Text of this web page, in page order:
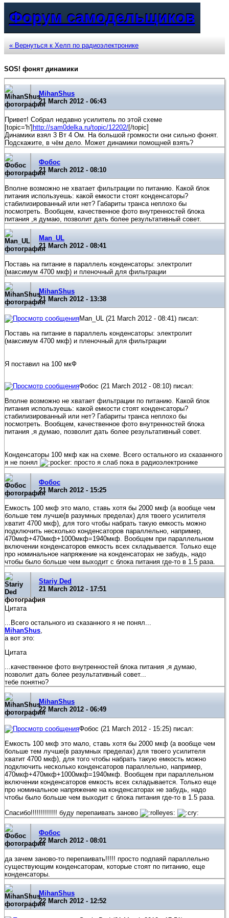
Форум самодельщиков
« Вернуться к Хелп по радиоэлектронике
SOS! фонят динамики
MihanShus
21 March 2012 - 06:43
Привет! Собрал недавно усилитель по этой схеме
[topic='h'] http://sam0delka.ru/topic/12202/[/topic]
Динамики взял 3 Вт 4 Ом. На большой громкости они сильно фонят.
Подскажите, в чём дело. Может динамики помощней взять?
Фобос
21 March 2012 - 08:10
Вполне возможно не хватает фильтрации по питанию. Какой блок
питания используешь: какой емкости стоят конденсаторы?
стабилизированный или нет? Габариты транса неплохо бы
посмотреть. Вообщем, качественное фото внутренностей блока
питания ,я думаю, позволит дать более результативный совет.
Man_UL
21 March 2012 - 08:41
Поставь на питание в параллель конденсаторы: электролит
(максимум 4700 мкф) и пленочный для фильтрации
MihanShus
21 March 2012 - 13:38
Man_UL (21 March 2012 - 08:41) писал:
Поставь на питание в параллель конденсаторы: электролит
(максимум 4700 мкф) и пленочный для фильтрации
Я поставил на 100 мкФ
Фобос (21 March 2012 - 08:10) писал:
Вполне возможно не хватает фильтрации по питанию. Какой блок
питания используешь: какой емкости стоят конденсаторы?
стабилизированный или нет? Габариты транса неплохо бы
посмотреть. Вообщем, качественное фото внутренностей блока
питания ,я думаю, позволит дать более результативный совет.
Конденсаторы 100 мкф как на схеме. Всего остального из сказанного
я не понял
просто я слаб пока в радиоэлектронике
Фобос
21 March 2012 - 15:25
Емкость 100 мкф это мало, ставь хотя бы 2000 мкф (а вообще чем
больше тем лучше(в разумных пределах) для твоего усилителя
хватит 4700 мкф), для того чтобы набрать такую емкость можно
подключить несколько конденсаторов параллельно, например,
470мкф+470мкф+1000мкф=1940мкф. Вообщем при параллельном
включении конденсаторов емкость всех складывается. Только еще
про номинальное напряжение на конденсаторах не забудь, надо
чтобы было больше чем выходит с блока питания где-то в 1.5 раза.
Stariy Ded
21 March 2012 - 17:51
Цитата
...Всего остального из сказанного я не понял...
MihanShus,
а вот это:
Цитата
...качественное фото внутренностей блока питания ,я думаю,
позволит дать более результативный совет...
тебе понятно?
MihanShus
22 March 2012 - 06:49
Фобос (21 March 2012 - 15:25) писал:
Емкость 100 мкф это мало, ставь хотя бы 2000 мкф (а вообще чем
больше тем лучше(в разумных пределах) для твоего усилителя
хватит 4700 мкф), для того чтобы набрать такую емкость можно
подключить несколько конденсаторов параллельно, например,
470мкф+470мкф+1000мкф=1940мкф. Вообщем при параллельном
включении конденсаторов емкость всех складывается. Только еще
про номинальное напряжение на конденсаторах не забудь, надо
чтобы было больше чем выходит с блока питания где-то в 1.5 раза.
Спасибо!!!!!!!!!!!!! буду перепаивать заново
Фобос
22 March 2012 - 08:01
да зачем заново-то перепаивать!!!!! просто подпаяй параллельно
существующим конденсаторам, которые стоят по питанию, еще
конденсаторы.
MihanShus
22 March 2012 - 12:52